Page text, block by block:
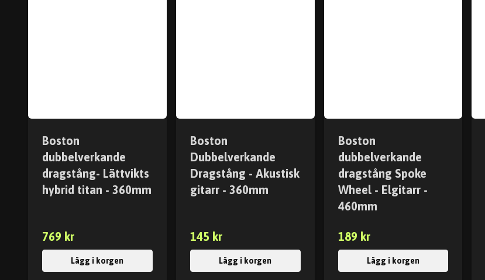
Boston
dubbelverkande
dragstång- Lättvikts
hybrid titan - 360mm
769 kr
Lägg i korgen
Boston
Dubbelverkande
Dragstång - Akustisk
gitarr - 360mm
145 kr
Lägg i korgen
Boston
dubbelverkande
dragstång Spoke
Wheel - Elgitarr -
460mm
189 kr
Lägg i korgen